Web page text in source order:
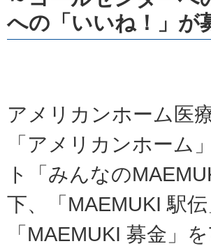
への「いいね！」が
アメリカンホーム医
「アメリカンホーム
ト「みんなの
下、「 MAEMUKI 駅
「 MAEMUKI 募金」